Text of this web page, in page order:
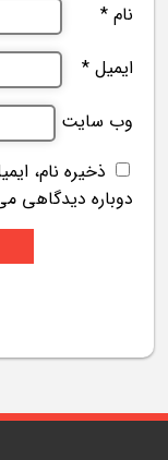
نام *
ایمیل *
وب‌ سایت
ذخیره نام،
دوباره دیدگاهی